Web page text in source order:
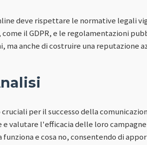
deve rispettare le normative legali
il GDPR, e le regolamentazioni
ma anche di costruire una reputazione
per il successo della
e valutare l'efficacia delle loro
e cosa no, consentendo di